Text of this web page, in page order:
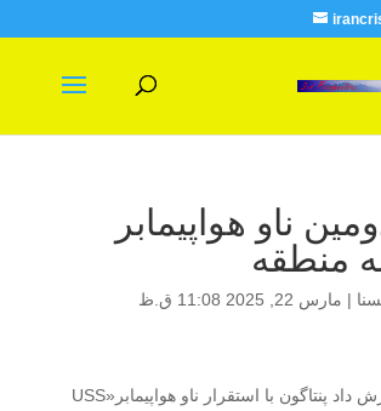
ناو هواپیمابر
منطقه
| مارس 22, 2025 11:08 ق.ظ
«المانیتور» گزارش داد پنتاگون با استقرار ناو هواپیمابر«USS